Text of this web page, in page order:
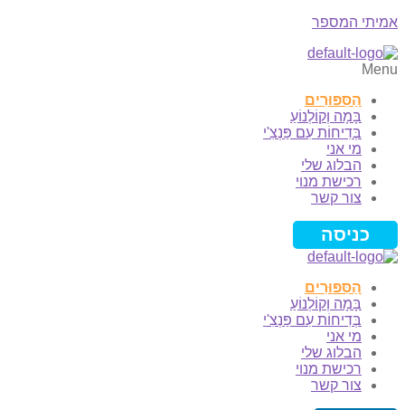
אמיתי המספר
Menu
הַסִּפּוּרִים
בָּמָה וְקוֹלְנוֹעַ
בְּדִיחוֹת עִם פַּנְצִ'י
מי אני
הבלוג שלי
רכישת מנוי
צור קשר
כניסה
הַסִּפּוּרִים
בָּמָה וְקוֹלְנוֹעַ
בְּדִיחוֹת עִם פַּנְצִ'י
מי אני
הבלוג שלי
רכישת מנוי
צור קשר